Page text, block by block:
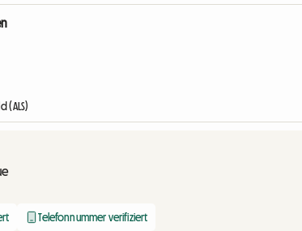
(ALS)
Telefonnummer verifiziert